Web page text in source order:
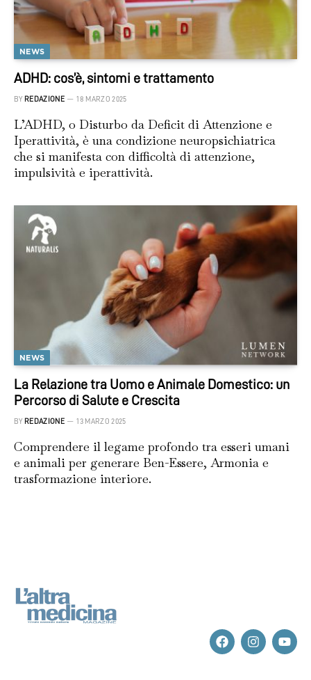
NEWS
ADHD: cos’è, sintomi e trattamento
BY REDAZIONE 18 MARZO 2025
L’ADHD, o Disturbo da Deficit di Attenzione e
Iperattività, è una condizione neuropsichiatrica
che si manifesta con difficoltà di attenzione,
impulsività e iperattività.
NEWS
La Relazione tra Uomo e Animale Domestico: un
Percorso di Salute e Crescita
BY REDAZIONE 13 MARZO 2025
Comprendere il legame profondo tra esseri umani
e animali per generare Ben-Essere, Armonia e
trasformazione interiore.